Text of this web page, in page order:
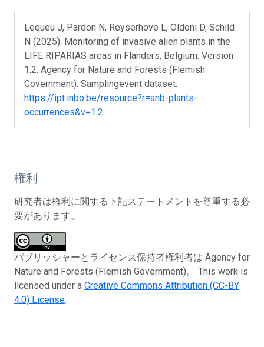
Lequeu J, Pardon N, Reyserhove L, Oldoni D, Schild
N (2025). Monitoring of invasive alien plants in the
LIFE RIPARIAS areas in Flanders, Belgium. Version
1.2. Agency for Nature and Forests (Flemish
Government). Samplingevent dataset.
https://ipt.inbo.be/resource?r=anb-plants-
occurrences&v=1.2
権利
研究者は権利に関する下記ステートメントを尊重する必
要があります。:
パブリッシャーとライセンス保持者権利者は Agency for
Nature and Forests (Flemish Government)。 This work is
licensed under a Creative Commons Attribution (CC-BY
4.0) License.